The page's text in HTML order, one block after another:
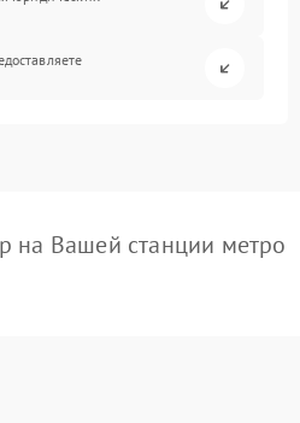
на Вашей станции метро